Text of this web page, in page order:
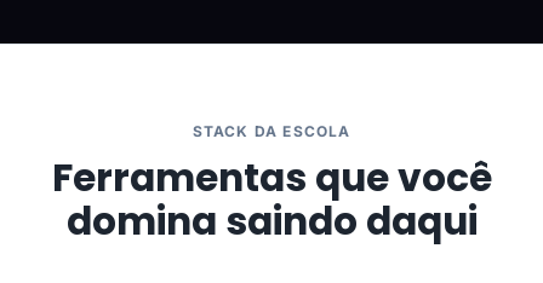
STACK DA ESCOLA
Ferramentas que você
domina saindo daqui